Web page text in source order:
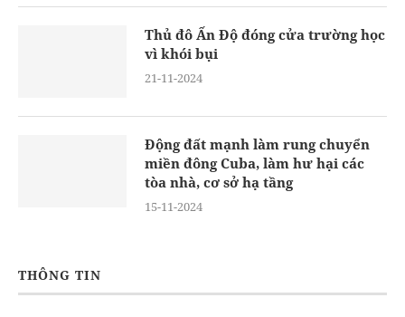
Thủ đô Ấn Độ đóng cửa trường học
vì khói bụi
21-11-2024
Động đất mạnh làm rung chuyển
miền đông Cuba, làm hư hại các
tòa nhà, cơ sở hạ tầng
15-11-2024
THÔNG TIN